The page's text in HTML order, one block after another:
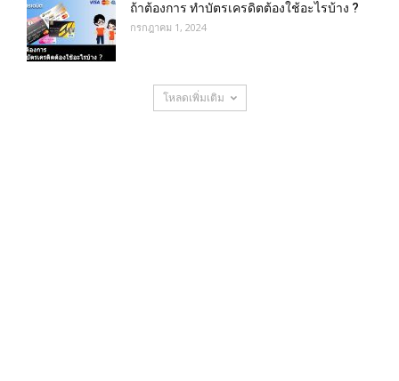
ถ้าต้องการ ทําบัตรเครดิตต้องใช้อะไรบ้าง ?
กรกฎาคม 1, 2024
โหลดเพิ่มเติม